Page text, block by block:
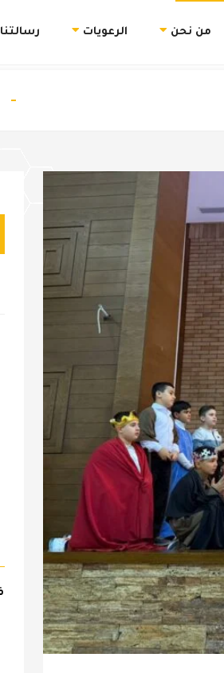
من نحن الرعويات رسالتنا